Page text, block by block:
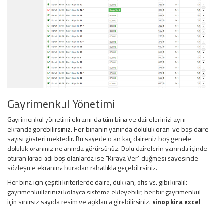
Gayrimenkul Yönetimi
Gayrimenkul yönetimi ekranında tüm bina ve dairelerinizi aynı
ekranda görebilirsiniz. Her binanın yanında doluluk oranı ve boş daire
sayısı gösterilmektedir. Bu sayede o an kaç daireniz boş genele
doluluk oranınız ne anında görürsünüz. Dolu dairelerin yanında içinde
oturan kiracı adı boş olanlarda ise "Kiraya Ver" düğmesi sayesinde
sözleşme ekranına buradan rahatlıkla geçebilirsiniz.
Her bina için çeşitli kriterlerde daire, dükkan, ofis vs. gibi kiralık
gayrimenkullerinizi kolayca sisteme ekleyebilir, her bir gayrimenkul
için sınırsız sayıda resim ve açıklama girebilirsiniz. sinop kira excel